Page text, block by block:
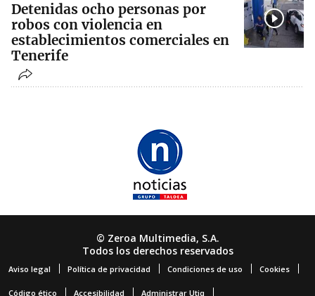
Detenidas ocho personas por
robos con violencia en
establecimientos comerciales en
Tenerife
© Zeroa Multimedia, S.A.
Todos los derechos reservados
Aviso legal Política de privacidad Condiciones de uso Cookies
Código ético Accesibilidad Administrar Utiq